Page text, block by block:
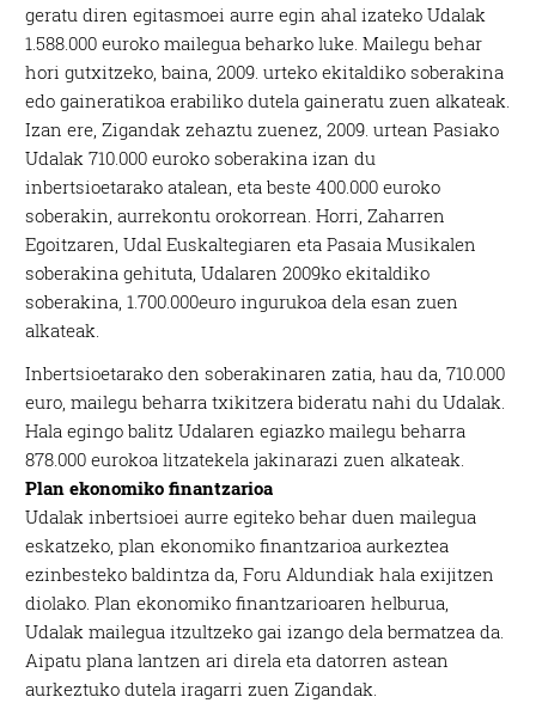
geratu diren egitasmoei aurre egin ahal izateko Udalak
1.588.000 euroko mailegua beharko luke. Mailegu behar
hori gutxitzeko, baina, 2009. urteko ekitaldiko soberakina
edo gaineratikoa erabiliko dutela gaineratu zuen alkateak.
Izan ere, Zigandak zehaztu zuenez, 2009. urtean Pasiako
Udalak 710.000 euroko soberakina izan du
inbertsioetarako atalean, eta beste 400.000 euroko
soberakin, aurrekontu orokorrean. Horri, Zaharren
Egoitzaren, Udal Euskaltegiaren eta Pasaia Musikalen
soberakina gehituta, Udalaren 2009ko ekitaldiko
soberakina, 1.700.000euro ingurukoa dela esan zuen
alkateak.
Inbertsioetarako den soberakinaren zatia, hau da, 710.000
euro, mailegu beharra txikitzera bideratu nahi du Udalak.
Hala egingo balitz Udalaren egiazko mailegu beharra
878.000 eurokoa litzatekela jakinarazi zuen alkateak.
Plan ekonomiko finantzarioa
Udalak inbertsioei aurre egiteko behar duen mailegua
eskatzeko, plan ekonomiko finantzarioa aurkeztea
ezinbesteko baldintza da, Foru Aldundiak hala exijitzen
diolako. Plan ekonomiko finantzarioaren helburua,
Udalak mailegua itzultzeko gai izango dela bermatzea da.
Aipatu plana lantzen ari direla eta datorren astean
aurkeztuko dutela iragarri zuen Zigandak.